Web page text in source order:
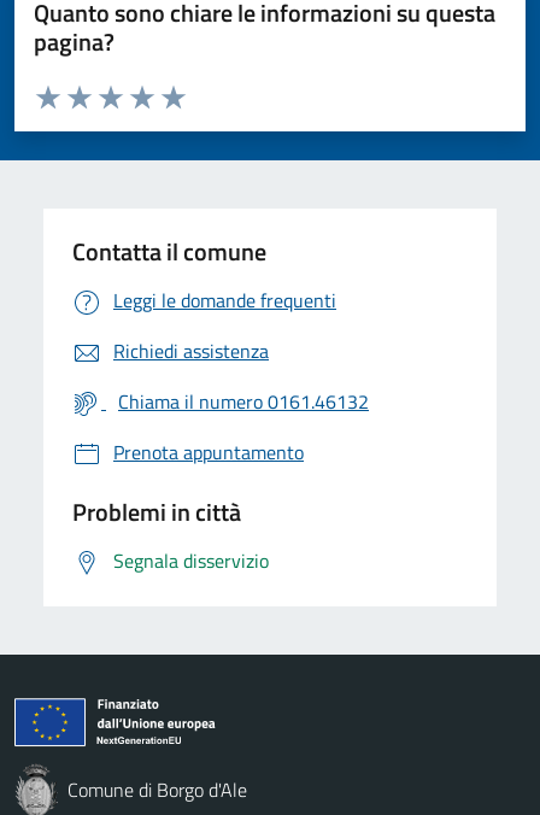
Quanto sono chiare le informazioni su questa
pagina?
Valuta da 1 a 5 stelle la pagina
Valuta 5 stelle su 5
Valuta 4 stelle su 5
Valuta 3 stelle su 5
Valuta 2 stelle su 5
Valuta 1 stelle su 5
Contatta il comune
Leggi le domande frequenti
Richiedi assistenza
Chiama il numero 0161.46132
Prenota appuntamento
Problemi in città
Segnala disservizio
Comune di Borgo d'Ale